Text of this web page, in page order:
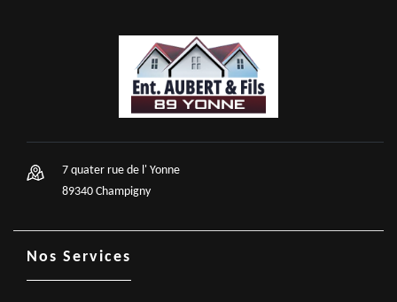
7 quater rue de l' Yonne
89340 Champigny
Nos Services